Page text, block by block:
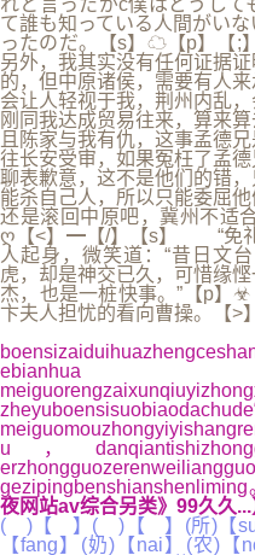
u，
gezipingbenshianshenliming
夜网站av综合另类》99久久...
( )【 】( )【 】(所)【suo
【fang】(奶)【nai】(农)